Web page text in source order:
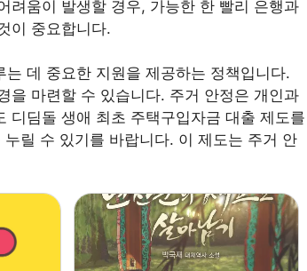
려움이 발생할 경우, 가능한 한 빨리 은행과
이 중요합니다.
데 중요한 지원을 제공하는 정책입니다.
을 마련할 수 있습니다. 주거 안정은 개인과
디딤돌 생애 최초 주택구입자금 대출 제도를
릴 수 있기를 바랍니다. 이 제도는 주거 안